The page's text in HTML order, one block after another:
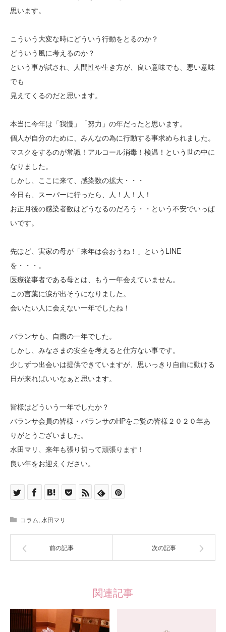
思います。
こういう大変な時にどういう行動をとるのか？
どういう風に考えるのか？
という事が試され、人間性や生き方が、良い意味でも、悪い意味
でも
見えてくるのだと思います。
本当に今年は「我慢」「努力」の年だったと思います。
個人が自分のために、みんなの為に行動する事求められました。
マスクをするのが常識！アルコール消毒！検温！という世の中に
なりました。
しかし、ここに来て、感染数の拡大・・・
今日も、スーパーに行ったら、人！人！人！
お正月後の感染者数はどうなるのだろう・・という不安でいっぱ
いです。
先ほど、実家の母が「来年は会おうね！」というLINE
を・・・。
医療従事者である母とは、もう一年会えていません。
この言葉に涙が出そうになりました。
会いたい人に会えない一年でしたね！
バランサも、自粛の一年でした。
しかし、みなさまの安全を考えると仕方ない事です。
少しずつ出会いは提供できていますが、思いっきり自由に動ける
日が来ればいいなぁと思います。
皆様はどういう一年でしたか？
バランサ会員の皆様・バランサのHPをご覧の皆様２０２０年あ
りがとうございました。
水田マリ、来年も張り切って頑張ります！
良い年をお迎えください。
コラム, 水田マリ
前の記事 次の記事
関連記事